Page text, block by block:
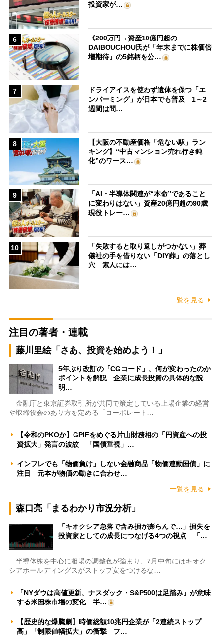
投資家が…
6
《200万円→資産10億円超の
DAIBOUCHOU氏が「年末までに株価倍
増期待」の5銘柄を公…
7
ドライアイスを使わず遺体を保つ「エ
ンバーミング」が日本でも普及 1～2
週間は問…
8
【大阪の不動産価格「危ない駅」ラン
キング】“中古マンション売れ行き鈍
化”のワース…
9
「AI・半導体関連が“本命”であること
に変わりはない」資産20億円超の90歳
現役トレー…
10
「失敗すると取り返しがつかない」葬
儀社の手を借りない「DIY葬」の落とし
穴 素人には…
一覧を見る
注目の著者・連載
藤川里絵「さあ、投資を始めよう！」
5年ぶり改訂の「CGコード」、何が変わったのか
ポイントを解説 企業に成長投資の具体的な説
明…
金融庁と東京証券取引所が共同で策定している上場企業の経営
や取締役会のあり方を定める「コーポレート…
【令和のPKOか】GPIFをめぐる片山財務相の「円資産への投
資拡大」発言の波紋 「国債重視」…
インフレでも「物価負け」しない金融商品「物価連動国債」に
注目 元本が物価の動きに合わせ…
一覧を見る
森口亮「まるわかり市況分析」
「キオクシア急落で含み損が膨らんで…」損失を
投資家としての成長につなげる4つの視点 「…
半導体株を中心に相場の調整色が強まり、7月中旬にはキオク
シアホールディングスがストップ安をつけるな…
「NYダウは高値更新、ナスダック・S&P500は足踏み」が意味
する米国株市場の変化 半…
【歴史的な爆騰劇】時価総額10兆円企業が「2連続ストップ
高」「制限値幅拡大」の衝撃 フ…